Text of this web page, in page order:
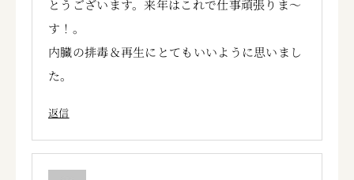
とうございます。来年はこれで仕事頑張りま～
す！。
内臓の排毒＆再生にとてもいいように思いまし
た。
返信